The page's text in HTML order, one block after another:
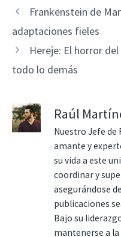
Frankenstein de
adaptaciones fieles
Hereje: El horror
todo lo demás
Raúl
Nuestro Jefe de
amante y
su vida a este
coordinar y
asegurándose
publicaciones
Bajo su
mantenerse a